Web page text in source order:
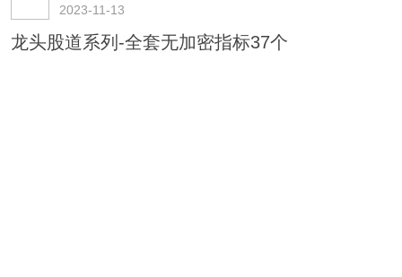
2023-11-13
龙头股道系列-全套无加密指标37个